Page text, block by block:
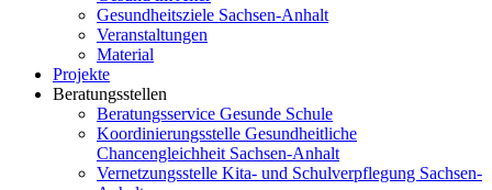
Gesundheitsziele Sachsen-Anhalt
Veranstaltungen
Material
Projekte
Beratungsstellen
Beratungsservice Gesunde Schule
Koordinierungsstelle Gesundheitliche
Chancengleichheit Sachsen-Anhalt
Vernetzungsstelle Kita- und Schulverpflegung Sachsen-